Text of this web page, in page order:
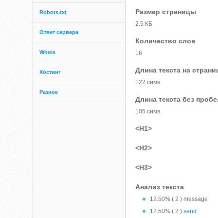
Robots.txt
Ответ сервера
Whois
Хостинг
Разное
Размер страницы
2.5 КБ
Количество слов
16
Длина текста на
122 симв.
Длина текста без
105 симв.
<H1>
<H2>
<H3>
Анализ текста
12.50% ( 2 ) message
12.50% ( 2 )send